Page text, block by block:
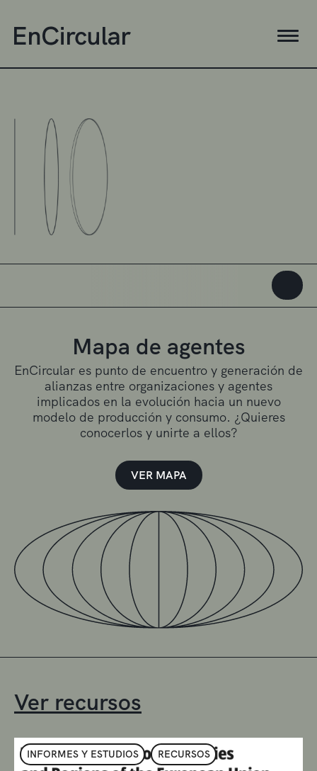
Mapa de agentes
EnCircular es punto de encuentro y generación de
alianzas entre organizaciones y agentes
implicados en la evolución hacia un nuevo
modelo de producción y consumo. ¿Quieres
conocerlos y unirte a ellos?
VER MAPA
Ver recursos
INFORMES Y ESTUDIOS RECURSOS